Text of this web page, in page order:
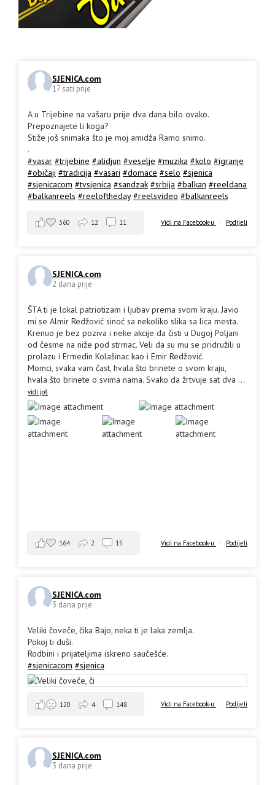
SJENICA.com
17 sati prije
A u Trijebine na vašaru prije dva dana bilo ovako.
Prepoznajete li koga?
Stiže još snimaka što je moj amidža Ramo snimo.
.
#vasar #trijebine #alidjun #veselje #muzika #kolo #igranje
#običaji #tradicija #vasari #domace #selo #sjenica
#sjenicacom #tvsjenica #sandzak #srbija #balkan #reeldana
#balkanreels #reeloftheday #reelsvideo #balkanreels
Vidi na Facebook-u · Podijeli
360 12 11
SJENICA.com
2 dana prije
ŠTA ti je lokal patriotizam i ljubav prema svom kraju. Javio
mi se Almir Redžović sinoć sa nekoliko slika sa lica mesta.
Krenuo je bez poziva i neke akcije da čisti u Dugoj Poljani
od česme na niže pod strmac. Veli da su mu se pridružili u
prolazu i Ermedin Kolašinac kao i Emir Redžović.
Momci, svaka vam čast, hvala što brinete o svom kraju,
hvala što brinete o svima nama. Svako da žrtvuje sat dva ...
vidi još
Vidi na Facebook-u · Podijeli
164 2 15
SJENICA.com
3 dana prije
Veliki čoveče, čika Bajo, neka ti je laka zemlja.
Pokoj ti duši.
Rodbini i prijateljima iskreno saučešće.
#sjenicacom #sjenica
Vidi na Facebook-u · Podijeli
120 4 148
SJENICA.com
3 dana prije